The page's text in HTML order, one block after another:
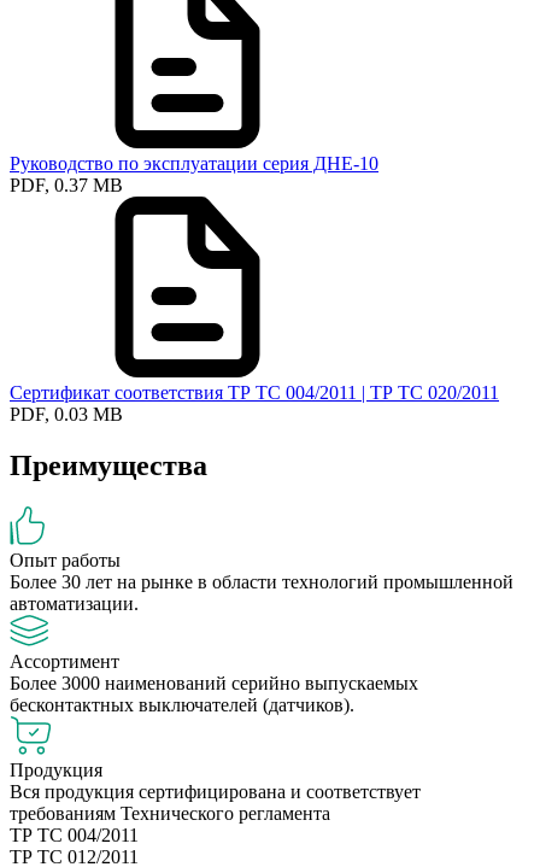
Руководство по эксплуатации серия ДНЕ-10
PDF, 0.37 MB
Сертификат соответствия ТР ТС 004/2011 | ТР ТС 020/2011
PDF, 0.03 MB
Преимущества
Опыт работы
Более 30 лет на рынке в области технологий промышленной
автоматизации.
Ассортимент
Более 3000 наименований серийно выпускаемых
бесконтактных выключателей (датчиков).
Продукция
Вся продукция сертифицирована и соответствует
требованиям Технического регламента
ТР ТС 004/2011
ТР ТС 012/2011